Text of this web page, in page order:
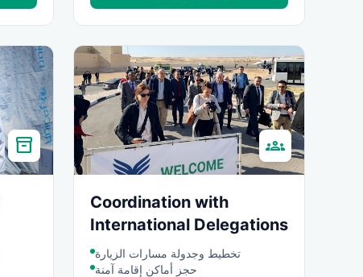
inventory_2 groups
Coordination with
International Delegations
تخطيط وجدولة مسارات الزيارة
حجز أماكن إقامة آمنة